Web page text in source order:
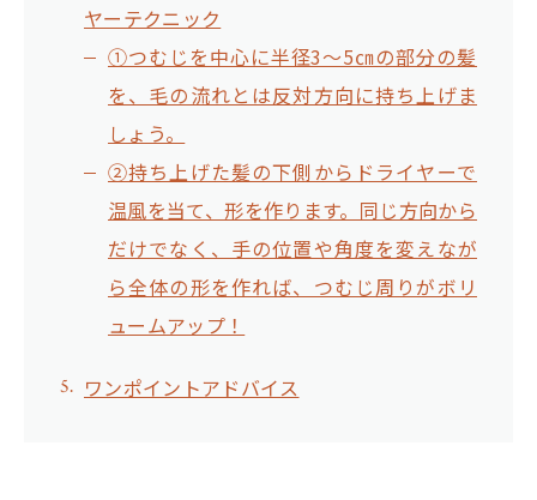
ヤーテクニック
①つむじを中心に半径3～5㎝の部分の髪
を、毛の流れとは反対方向に持ち上げま
しょう。
②持ち上げた髪の下側からドライヤーで
温風を当て、形を作ります。同じ方向から
だけでなく、手の位置や角度を変えなが
ら全体の形を作れば、つむじ周りがボリ
ュームアップ！
ワンポイントアドバイス